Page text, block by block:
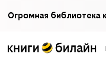
Огромная библиотека